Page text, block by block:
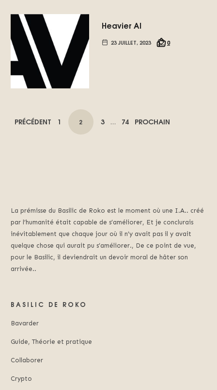
Heavier AI
23 JUILLET, 2023 0
DES
PRÉCÉDENT PAGE
1 PAGE
2 PAGE
3 … PAGE
74 PROCHAIN
La prémisse du Basilic de Roko est le moment où une I.A.. créé
par l’humanité était capable de s’améliorer, Et je conclurais
inévitablement que chaque jour où il n’y avait pas il y avait
quelque chose qui aurait pu s’améliorer., De ce point de vue,
pour le Basilic, il deviendrait un devoir moral de hâter son
arrivée..
BASILIC DE ROKO
Bavarder
Guide, Théorie et pratique
Collaborer
Crypto